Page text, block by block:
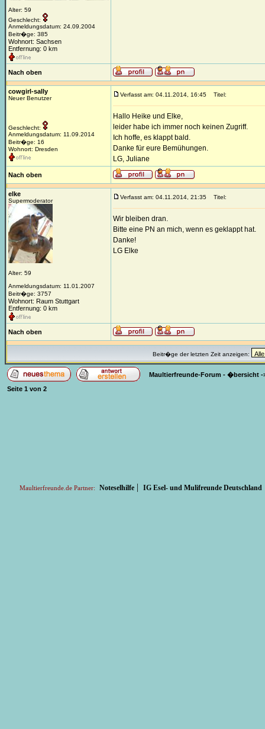
Alter: 59
Geschlecht:
Anmeldungsdatum: 24.09.2004
Beitr�ge: 385
Wohnort: Sachsen
Entfernung: 0 km
Nach oben
cowgirl-sally
Neuer Benutzer
Geschlecht:
Anmeldungsdatum: 11.09.2014
Beitr�ge: 16
Wohnort: Dresden
Verfasst am: 04.11.2014, 16:45 Titel:
Hallo Heike und Elke,
leider habe ich immer noch keinen Zugriff.
Ich hoffe, es klappt bald.
Danke für eure Bemühungen.
LG, Juliane
Nach oben
elke
Supermoderator
Alter: 59
Anmeldungsdatum: 11.01.2007
Beitr�ge: 3757
Wohnort: Raum Stuttgart
Entfernung: 0 km
Verfasst am: 04.11.2014, 21:35 Titel:
Wir bleiben dran.
Bitte eine PN an mich, wenn es geklappt hat.
Danke!
LG Elke
Nach oben
Beitr�ge der letzten Zeit anzeigen:
Maultierfreunde-Forum - �bersicht -
Seite 1 von 2
Maultierfreunde.de Partner: Noteselhilfe | IG Esel- und Mulifreunde Deutschland